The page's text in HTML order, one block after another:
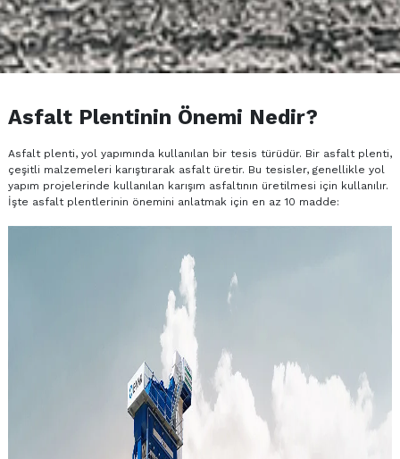
Asfalt Plentinin Önemi Nedir?
Asfalt plenti, yol yapımında kullanılan bir tesis türüdür. Bir asfalt plenti,
çeşitli malzemeleri karıştırarak asfalt üretir. Bu tesisler, genellikle yol
yapım projelerinde kullanılan karışım asfaltının üretilmesi için kullanılır.
İşte asfalt plentlerinin önemini anlatmak için en az 10 madde: